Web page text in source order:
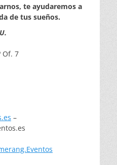
te ayudaremos a
de tus sueños.
Of. 7
–